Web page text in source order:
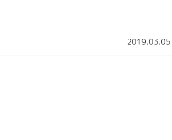
2019.03.05